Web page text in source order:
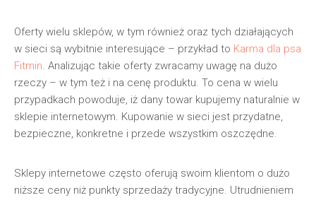
Oferty wielu sklepów, w tym również oraz tych działających
w sieci są wybitnie interesujące – przykład to Karma dla psa
Fitmin. Analizując takie oferty zwracamy uwagę na dużo
rzeczy – w tym też i na cenę produktu. To cena w wielu
przypadkach powoduje, iż dany towar kupujemy naturalnie w
sklepie internetowym. Kupowanie w sieci jest przydatne,
bezpieczne, konkretne i przede wszystkim oszczędne.
Sklepy internetowe często oferują swoim klientom o dużo
niższe ceny niż punkty sprzedaży tradycyjne. Utrudnieniem